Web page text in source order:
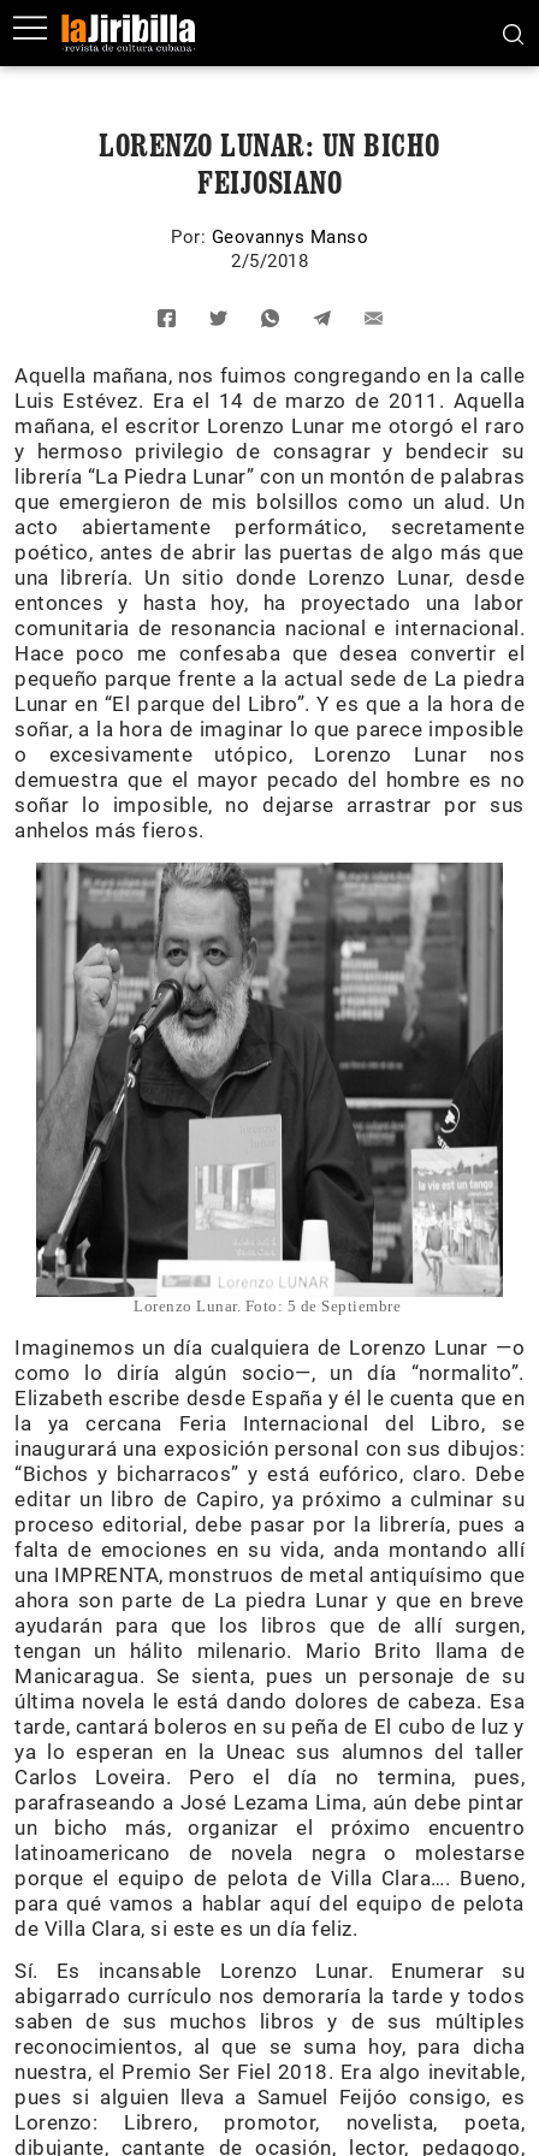
LORENZO LUNAR: UN BICHO
FEIJOSIANO
Por: Geovannys Manso
2/5/2018
Aquella mañana, nos fuimos congregando en la calle
Luis Estévez. Era el 14 de marzo de 2011. Aquella
mañana, el escritor Lorenzo Lunar me otorgó el raro
y hermoso privilegio de consagrar y bendecir su
librería “La Piedra Lunar” con un montón de palabras
que emergieron de mis bolsillos como un alud. Un
acto abiertamente performático, secretamente
poético, antes de abrir las puertas de algo más que
una librería. Un sitio donde Lorenzo Lunar, desde
entonces y hasta hoy, ha proyectado una labor
comunitaria de resonancia nacional e internacional.
Hace poco me confesaba que desea convertir el
pequeño parque frente a la actual sede de La piedra
Lunar en “El parque del Libro”. Y es que a la hora de
soñar, a la hora de imaginar lo que parece imposible
o excesivamente utópico, Lorenzo Lunar nos
demuestra que el mayor pecado del hombre es no
soñar lo imposible, no dejarse arrastrar por sus
anhelos más fieros.
Lorenzo Lunar. Foto: 5 de Septiembre
Imaginemos un día cualquiera de Lorenzo Lunar —o
como lo diría algún socio—, un día “normalito”.
Elizabeth escribe desde España y él le cuenta que en
la ya cercana Feria Internacional del Libro, se
inaugurará una exposición personal con sus dibujos:
“Bichos y bicharracos” y está eufórico, claro. Debe
editar un libro de Capiro, ya próximo a culminar su
proceso editorial, debe pasar por la librería, pues a
falta de emociones en su vida, anda montando allí
una IMPRENTA, monstruos de metal antiquísimo que
ahora son parte de La piedra Lunar y que en breve
ayudarán para que los libros que de allí surgen,
tengan un hálito milenario. Mario Brito llama de
Manicaragua. Se sienta, pues un personaje de su
última novela le está dando dolores de cabeza. Esa
tarde, cantará boleros en su peña de El cubo de luz y
ya lo esperan en la Uneac sus alumnos del taller
Carlos Loveira. Pero el día no termina, pues,
parafraseando a José Lezama Lima, aún debe pintar
un bicho más, organizar el próximo encuentro
latinoamericano de novela negra o molestarse
porque el equipo de pelota de Villa Clara…. Bueno,
para qué vamos a hablar aquí del equipo de pelota
de Villa Clara, si este es un día feliz.
Sí. Es incansable Lorenzo Lunar. Enumerar su
abigarrado currículo nos demoraría la tarde y todos
saben de sus muchos libros y de sus múltiples
reconocimientos, al que se suma hoy, para dicha
nuestra, el Premio Ser Fiel 2018. Era algo inevitable,
pues si alguien lleva a Samuel Feijóo consigo, es
Lorenzo: Librero, promotor, novelista, poeta,
dibujante, cantante de ocasión, lector, pedagogo,